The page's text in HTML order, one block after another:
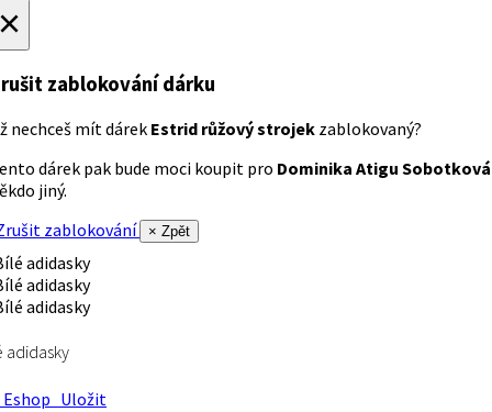
zablokování dárku
nechceš mít dárek Estrid růžový strojek zablokovaný?
dárek pak bude moci koupit pro Dominika Atigu Sobotková
jiný.
zablokování
× Zpět
adidasky
Uložit